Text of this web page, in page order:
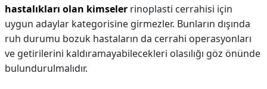
hastalıkları olan kimseler rinoplasti cerrahisi için
uygun adaylar kategorisine girmezler. Bunların dışında
ruh durumu bozuk hastaların da cerrahi operasyonları
ve getirilerini kaldıramayabilecekleri olasılığı göz önünde
bulundurulmalıdır.